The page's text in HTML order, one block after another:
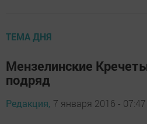
ТЕМА ДНЯ
Мензелинские
подряд
Редакция, 7 января 2016 - 07:47